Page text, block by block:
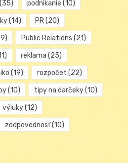
(35) podnikanie (10)
(14) PR(20)
Public Relations (21)
reklama (25)
(19) rozpočet (22)
(10) tipy na darčeky(10)
výluky(12)
zodpovednosť(10)